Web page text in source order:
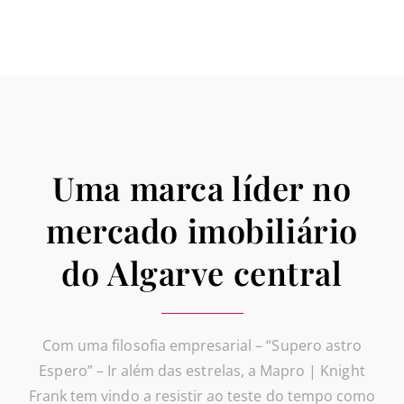
Uma marca líder no
mercado imobiliário
do Algarve central
Com uma filosofia empresarial – “Supero astro
Espero” – Ir além das estrelas, a Mapro | Knight
Frank tem vindo a resistir ao teste do tempo como